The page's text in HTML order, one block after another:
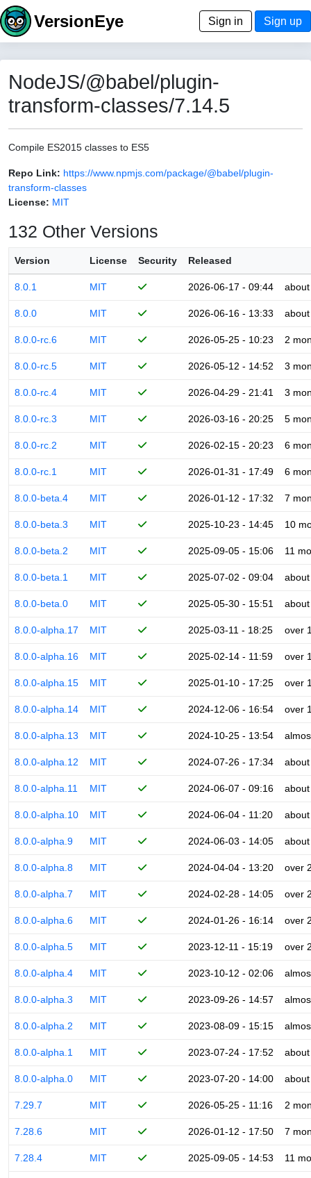
VersionEye Sign in Sign up
NodeJS/@babel/plugin-
transform-classes/7.14.5
Compile ES2015 classes to ES5
Repo Link: https://www.npmjs.com/package/@babel/plugin-
transform-classes
License: MIT
132 Other Versions
Version License Security Released
8.0.1 MIT 2026-06-17 - 09:44
8.0.0 MIT 2026-06-16 - 13:33
8.0.0-rc.6 MIT 2026-05-25 - 10:23 2
8.0.0-rc.5 MIT 2026-05-12 - 14:52 3
8.0.0-rc.4 MIT 2026-04-29 - 21:41 3
8.0.0-rc.3 MIT 2026-03-16 - 20:25 5
8.0.0-rc.2 MIT 2026-02-15 - 20:23 6
8.0.0-rc.1 MIT 2026-01-31 - 17:49 6
8.0.0-beta.4 MIT 2026-01-12 - 17:32 7
8.0.0-beta.3 MIT 2025-10-23 - 14:45 10
8.0.0-beta.2 MIT 2025-09-05 - 15:06 11
8.0.0-beta.1 MIT 2025-07-02 - 09:04
8.0.0-beta.0 MIT 2025-05-30 - 15:51
8.0.0-alpha.17 MIT 2025-03-11 - 18:25 over
8.0.0-alpha.16 MIT 2025-02-14 - 11:59 over
8.0.0-alpha.15 MIT 2025-01-10 - 17:25 over
8.0.0-alpha.14 MIT 2024-12-06 - 16:54 over
8.0.0-alpha.13 MIT 2024-10-25 - 13:54
8.0.0-alpha.12 MIT 2024-07-26 - 17:34
8.0.0-alpha.11 MIT 2024-06-07 - 09:16
8.0.0-alpha.10 MIT 2024-06-04 - 11:20
8.0.0-alpha.9 MIT 2024-06-03 - 14:05
8.0.0-alpha.8 MIT 2024-04-04 - 13:20 over
8.0.0-alpha.7 MIT 2024-02-28 - 14:05 over
8.0.0-alpha.6 MIT 2024-01-26 - 16:14 over
8.0.0-alpha.5 MIT 2023-12-11 - 15:19 over
8.0.0-alpha.4 MIT 2023-10-12 - 02:06
8.0.0-alpha.3 MIT 2023-09-26 - 14:57
8.0.0-alpha.2 MIT 2023-08-09 - 15:15
8.0.0-alpha.1 MIT 2023-07-24 - 17:52
8.0.0-alpha.0 MIT 2023-07-20 - 14:00
7.29.7 MIT 2026-05-25 - 11:16 2
7.28.6 MIT 2026-01-12 - 17:50 7
7.28.4 MIT 2025-09-05 - 14:53 11